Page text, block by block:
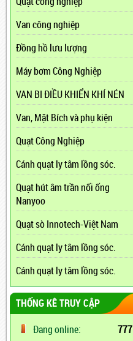
Van công nghiệp
Đồng hồ lưu lượng
Máy bơm Công Nghiệp
VAN BI ĐIỀU KHIỂN KHÍ NÉN
Van, Mặt Bích và phụ kiện
Quạt Công Nghiệp
Cánh quạt ly tâm lồng sóc.
Quạt hút âm trần nối ống
Nanyoo
Quạt sò Innotech-Việt Nam
Cánh quạt ly tâm lồng sóc.
Cánh quạt ly tâm lồng sóc.
THỐNG KÊ TRUY CẬP
Đang online:
777